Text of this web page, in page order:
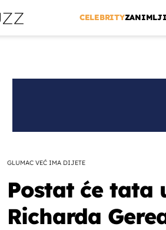
CELEBRITY
GLUMAC VEĆ IMA DIJETE
Postat će tata
Richarda